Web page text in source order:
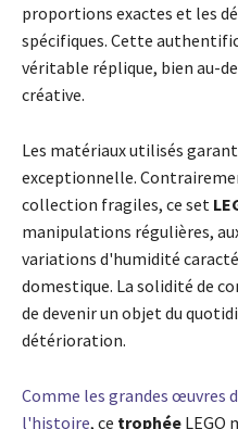
proportions exactes et les
spécifiques. Cette
véritable réplique, bien au-
créative.
Les matériaux utilisés
exceptionnelle.
collection fragiles, ce set
manipulations régulières,
variations d'humidité
domestique. La solidité de
de devenir un objet du
détérioration.
Comme les grandes œuvres
l'histoire, ce trophée LEGO